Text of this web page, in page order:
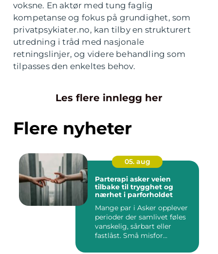
voksne. En aktør med tung faglig
kompetanse og fokus på grundighet, som
privatpsykiater.no, kan tilby en strukturert
utredning i tråd med nasjonale
retningslinjer, og videre behandling som
tilpasses den enkeltes behov.
Les flere innlegg her
Flere nyheter
05. aug
Parterapi asker veien
tilbake til trygghet og
nærhet i parforholdet
Mange par i Asker opplever
perioder der samlivet føles
vanskelig, sårbart eller
fastlåst. Små misfor...